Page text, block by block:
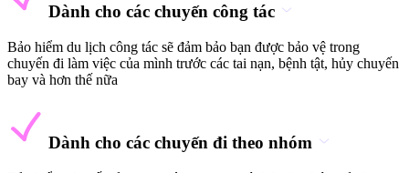
Dành cho các chuyến công tác
Bảo hiểm du lịch công tác sẽ đảm bảo bạn được bảo vệ trong
chuyến đi làm việc của mình trước các tai nạn, bệnh tật, hủy chuyến
bay và hơn thế nữa
Dành cho các chuyến đi theo nhóm